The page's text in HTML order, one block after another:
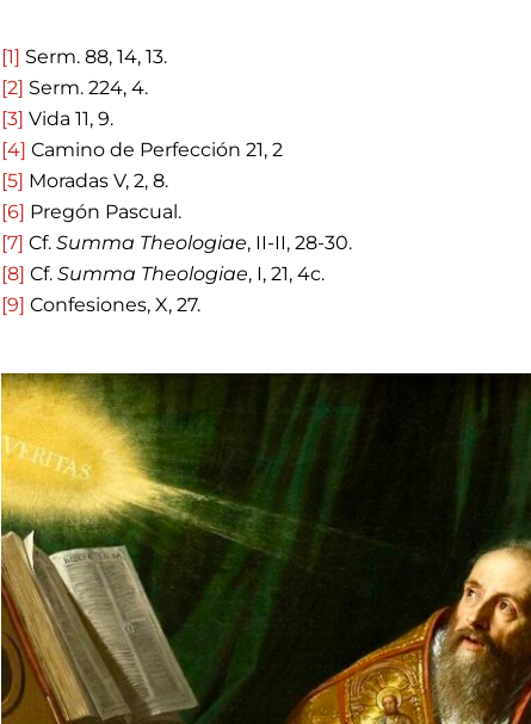
[1] Serm. 88, 14, 13.
[2] Serm. 224, 4.
[3] Vida 11, 9.
[4] Camino de Perfección 21, 2
[5] Moradas V, 2, 8.
[6] Pregón Pascual.
[7] Cf. Summa Theologiae, II-II, 28-30.
[8] Cf. Summa Theologiae, I, 21, 4c.
[9] Confesiones, X, 27.